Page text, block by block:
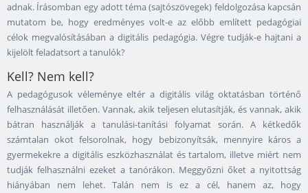
adnak. Írásomban egy adott téma (sajtószövegek) feldolgozása kapcsán
mutatom be, hogy eredményes volt-e az előbb említett pedagógiai
célok megvalósításában a digitális pedagógia. Végre tudják-e hajtani a
kijelölt feladatsort a tanulók?
Kell? Nem kell?
A pedagógusok véleménye eltér a digitális világ oktatásban történő
felhasználását illetően. Vannak, akik teljesen elutasítják, és vannak, akik
bátran használják a tanulási-tanítási folyamat során. A kétkedők
számtalan okot felsorolnak, hogy bebizonyítsák, mennyire káros a
gyermekekre a digitális eszközhasználat és tartalom, illetve miért nem
tudják felhasználni ezeket a tanórákon. Meggyőzni őket a nyitottság
hiányában nem lehet. Talán nem is ez a cél, hanem az, hogy